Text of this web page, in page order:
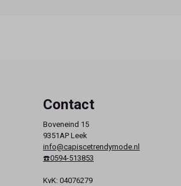
Contact
Boveneind 15
9351AP Leek
info@capiscetrendymode.nl
☎️0594-513853
KvK: 04076279